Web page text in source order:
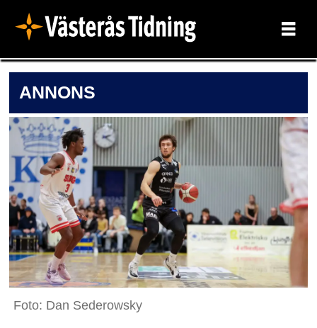
ANNONS
Foto: Dan Sederowsky